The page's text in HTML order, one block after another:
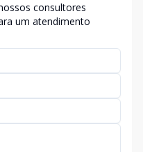
consultores
um atendimento